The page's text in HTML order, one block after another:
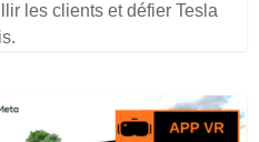
les clients et défier Tesla